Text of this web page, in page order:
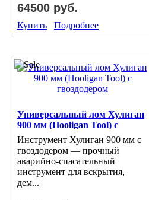
64500 руб.
Купить Подробнее
Универсальный лом Хулиган
900 мм (Hooligan Tool) с
гвоздодером
Инструмент Хулиган 900 мм с
гвоздодером — прочный
аварийно-спасательный
инструмент для вскрытия,
дем...